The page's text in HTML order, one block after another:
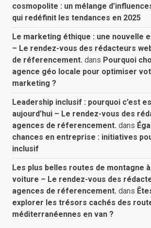
cosmopolite : un mélange
qui redéfinit les tendances en 2025
Le marketing éthique : une nouvelle
– Le rendez-vous des rédacteurs
de réferencement. dans Pourquoi
agence géo locale pour optimiser
marketing ?
Leadership inclusif : pourquoi c’est
aujourd’hui – Le rendez-vous des
agences de réferencement. dans
chances en entreprise : initiatives
inclusif
Les plus belles routes de montagne
voiture – Le rendez-vous des
agences de réferencement. dans
explorer les trésors cachés des
méditerranéennes en van ?